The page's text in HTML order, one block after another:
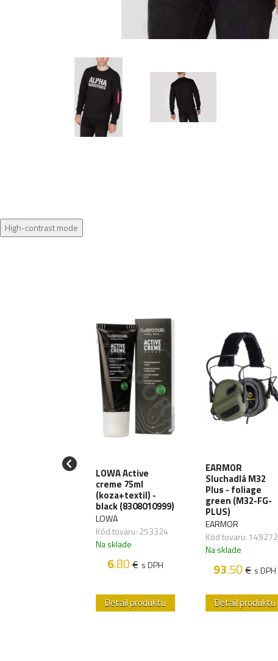
High-contrast mode
LOWA Active
creme 75ml
(koza+textil) -
black (8308010999)
LOWA
Kód tovaru: 253324
Na sklade
6.80€ s DPH
Detail produktu
EARMOR
Sluchadlá M32
Plus - foliage
green (M32-FG-
PLUS)
EARMOR
Kód tovaru: 149272
Na sklade
93.50€ s DPH
Detail produktu